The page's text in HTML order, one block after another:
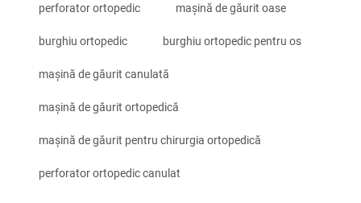
perforator ortopedic mașină de găurit oase
burghiu ortopedic burghiu ortopedic pentru os
mașină de găurit canulată
mașină de găurit ortopedică
mașină de găurit pentru chirurgia ortopedică
perforator ortopedic canulat